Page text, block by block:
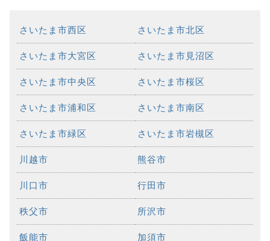
さいたま市西区 さいたま市北区
さいたま市大宮区 さいたま市見沼区
さいたま市中央区 さいたま市桜区
さいたま市浦和区 さいたま市南区
さいたま市緑区 さいたま市岩槻区
川越市 熊谷市
川口市 行田市
秩父市 所沢市
飯能市 加須市